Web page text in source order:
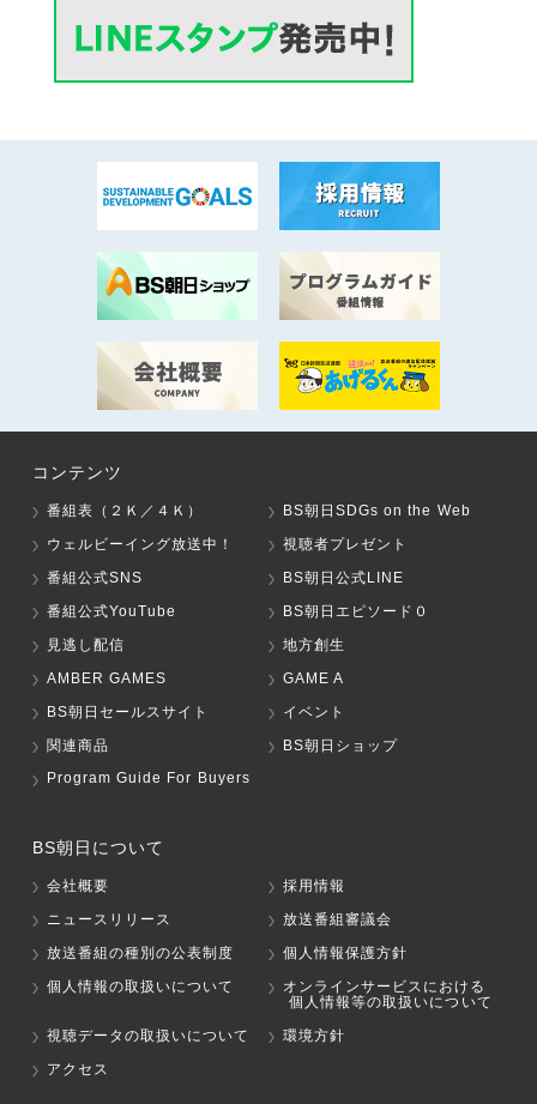
コンテンツ
番組表（２Ｋ／４Ｋ）
BS朝日SDGs on the Web
ウェルビーイング放送中！
視聴者プレゼント
番組公式SNS
BS朝日公式LINE
番組公式YouTube
BS朝日エピソード０
見逃し配信
地方創生
AMBER GAMES
GAME A
BS朝日セールスサイト
イベント
関連商品
BS朝日ショップ
Program Guide For Buyers
BS朝日について
会社概要
採用情報
ニュースリリース
放送番組審議会
放送番組の種別の公表制度
個人情報保護方針
個人情報の取扱いについて
オンラインサービスにおける
個人情報等の取扱いについて
視聴データの取扱いについて
環境方針
アクセス